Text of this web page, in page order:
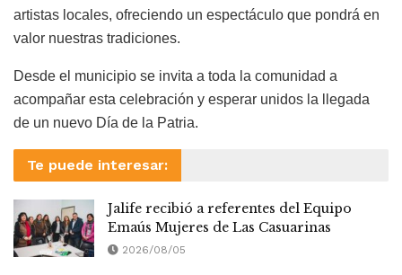
artistas locales, ofreciendo un espectáculo que pondrá en
valor nuestras tradiciones.
Desde el municipio se invita a toda la comunidad a
acompañar esta celebración y esperar unidos la llegada
de un nuevo Día de la Patria.
Te puede interesar:
Jalife recibió a referentes del Equipo
Emaús Mujeres de Las Casuarinas
2026/08/05